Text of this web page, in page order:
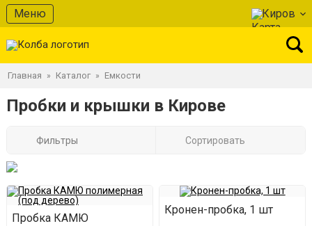
Меню Киров
Главная » Каталог » Емкости
Пробки и крышки в Кирове
Фильтры Сортировать
Пробка КАМЮ
Кронен-пробка, 1 шт